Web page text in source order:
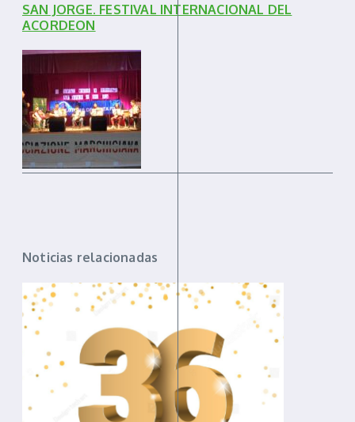
SAN JORGE. FESTIVAL INTERNACIONAL DEL
ACORDEON
Noticias relacionadas